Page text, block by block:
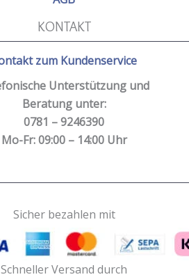
KONTAKT
zum Kundenservice
Unterstützung und
Beratung unter:
0781 – 9246390
Mo-Fr: 09:00 – 14:00 Uhr
Sicher bezahlen mit
Schneller Versand durch